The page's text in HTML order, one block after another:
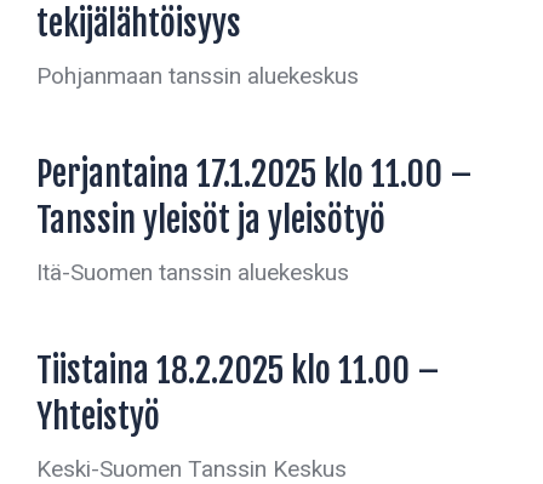
tekijälähtöisyys
Pohjanmaan tanssin aluekeskus
Perjantaina 17.1.2025 klo 11.00 –
Tanssin yleisöt ja yleisötyö
Itä-Suomen tanssin aluekeskus
Tiistaina 18.2.2025 klo 11.00 –
Yhteistyö
Keski-Suomen Tanssin Keskus